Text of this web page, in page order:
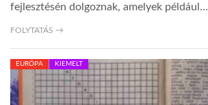
fejlesztésén dolgoznak, amelyek például…
FOLYTATÁS →
EURÓPA KIEMELT